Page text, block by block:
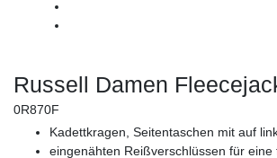
Russell Damen
0R870F
Kadettkragen, Seitentaschen mit auf
eingenähten Reißverschlüssen für eine